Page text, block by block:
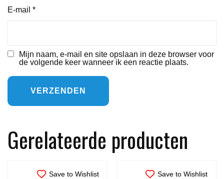
E-mail *
Mijn naam, e-mail en site opslaan in deze browser voor
de volgende keer wanneer ik een reactie plaats.
Gerelateerde producten
Save to Wishlist Save to Wishlist